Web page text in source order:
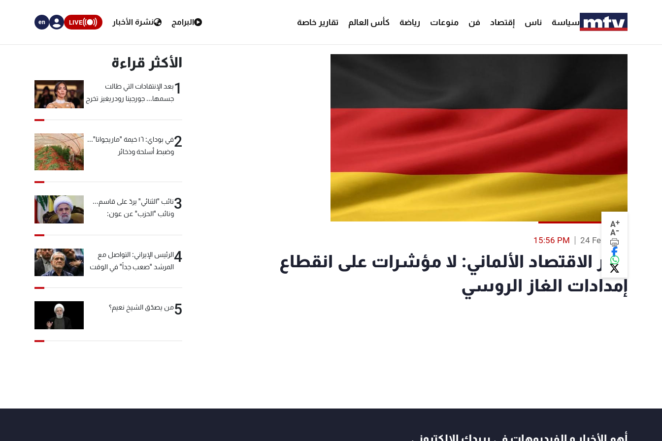
سياسة ناس إقتصاد فن منوعات رياضة كأس العالم تقارير خاصة البرامج نشرة الأخبار LIVE
en
A+
A-
24 Feb 2022
15:56 PM
وزير الاقتصاد الألماني: لا مؤشرات على انقطاع
إمدادات الغاز الروسي
الأكثر قراءة
1بعد الإنتقادات التي طالت
جسمها... جورجينا رودريغيز تخرج
2
في بوداي: ١٦ خيمة "ماريجوانا"...
وضبط أسلحة وذخائر
3نائب "الثنائي" يردّ على قاسم...
ونائب "الحزب" عن عون:
4الرئيس الإيراني: التواصل مع
المرشد "صعب جداً" في الوقت
5من يصدّق الشيخ نعيم؟